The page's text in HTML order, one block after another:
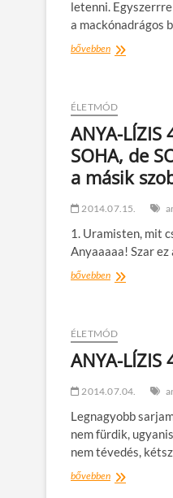
letenni.
a mackónadrágos
bővebbenKönyvajánló:
anya
lettem!
ÉLETMÓD
ANYA-
SOHA, de
a másik
2014.07.15.
1. Uramisten, mit
Anyaaaaa! Szar
bővebbenANYA-
mondat,
SOHA,
SOHA
akarsz
kihallani
a
szobából
ÉLETMÓD
ANYA-
2014.07.04.
Legnagyobb
nem fürdik,
nem tévedés,
bővebbenANYA-